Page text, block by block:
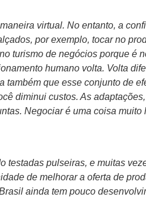
virtual. No entanto, a
por exemplo, tocar no
turismo de negócios porque é
humano volta. Volta
também que esse conjunto de
diminui custos. As
Negociar é uma coisa muito
testadas pulseiras, e muitas
de melhorar a oferta de
ainda tem pouco